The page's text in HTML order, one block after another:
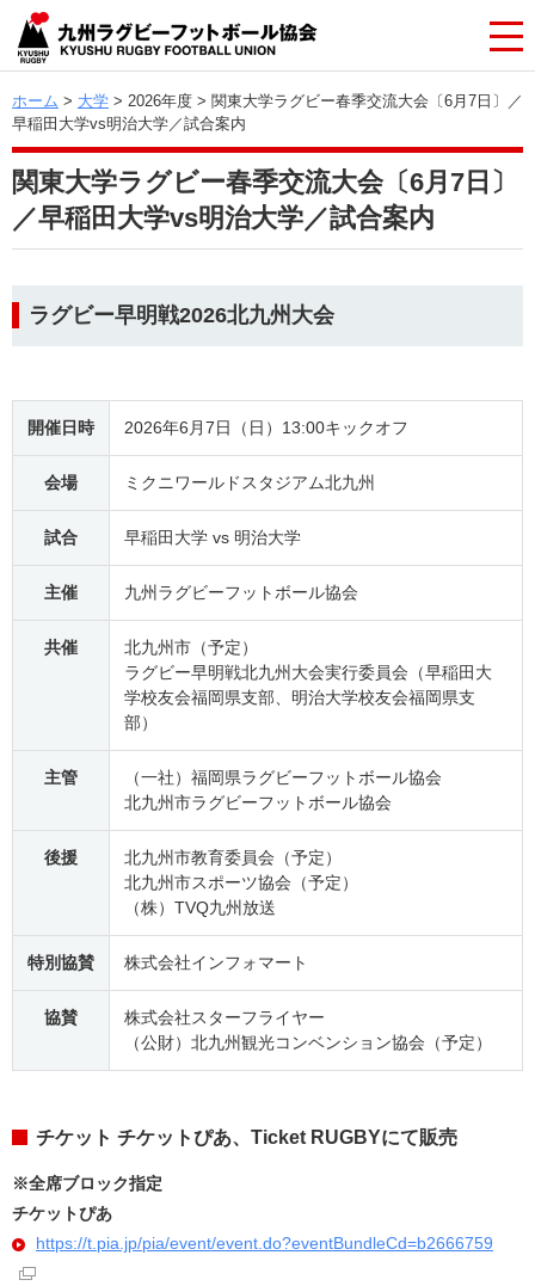
ホーム > 大学 > 2026年度 > 関東大学ラグビー春季交流大会〔6月7日〕／
早稲田大学vs明治大学／試合案内
関東大学ラグビー春季交流大会〔6月7日〕
／早稲田大学vs明治大学／試合案内
ラグビー早明戦2026北九州大会
開催日時 2026年6月7日（日）13:00キックオフ
会場 ミクニワールドスタジアム北九州
試合 早稲田大学 vs 明治大学
主催 九州ラグビーフットボール協会
共催
北九州市（予定）
ラグビー早明戦北九州大会実行委員会（早稲田大
学校友会福岡県支部、明治大学校友会福岡県支
部）
主管
（一社）福岡県ラグビーフットボール協会
北九州市ラグビーフットボール協会
後援
北九州市教育委員会（予定）
北九州市スポーツ協会（予定）
（株）TVQ九州放送
特別協賛 株式会社インフォマート
協賛
株式会社スターフライヤー
（公財）北九州観光コンベンション協会（予定）
チケット チケットぴあ、Ticket RUGBYにて販売
※全席ブロック指定
チケットぴあ
https://t.pia.jp/pia/event/event.do?eventBundleCd=b2666759